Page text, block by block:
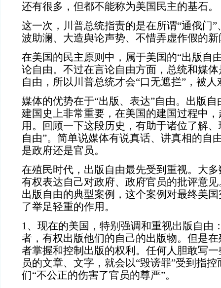
还有很多，但都不能称为美国民主的基石。
这一次，川普总统指责的是在所谓“通俄门”
波助澜、大造舆论声势、不惜弄虚作假的
在美国的民主原则中，属于美国的“出版自
论自由。不过在言论自由方面，总统和媒
自由，所以川普总统才会“口无遮拦”，被人
媒体的优势在于“出版、表达”自由。出版
建国史上非常重要，在美国的建国过程中
用。回顾一下这段历史，有助于诸位了解
自由”。简单说媒体有说真话、讲真相的自
是政府还是官员。
在殖民时代，出版自由最先受到重视。大
有权表达自己对政府、政府官员的批评意
出版自由的典型案例，这个案例对最终美
了举足轻重的作用。
1、现在的美国，特别强调和重视出版自由
者，有权出版他们的自己的出版物。但是
者掌握和控制出版的权利。任何人胆敢写
员的文章、文字，就会以“毁谤罪”受到指
们“不公正的伤害了官员的尊严”。